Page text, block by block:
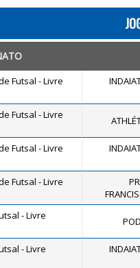
Futsal - Livre
Futsal - Livre
Futsal - Livre
Futsal - Livre
- Livre
- Livre